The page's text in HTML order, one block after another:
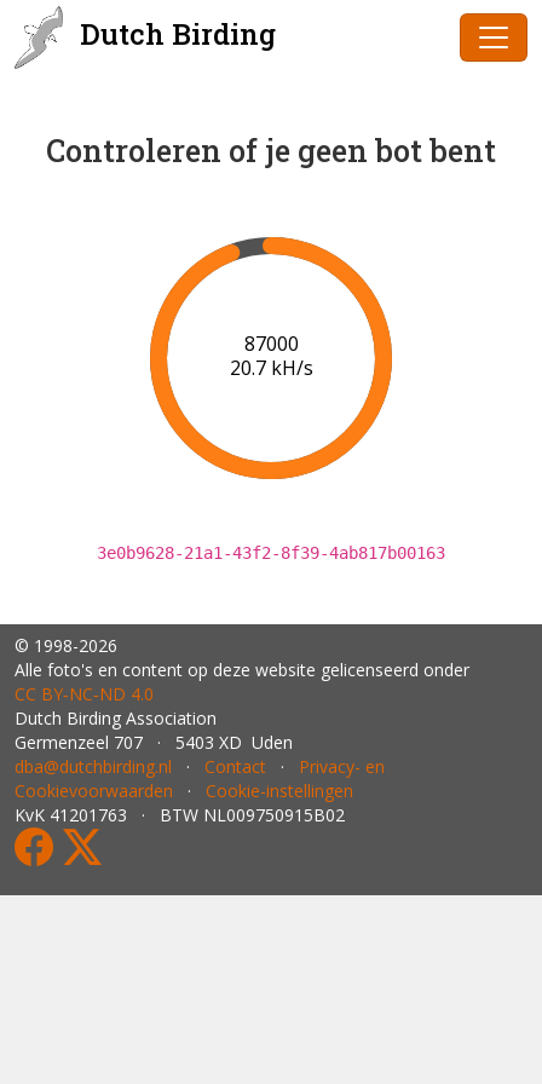
Dutch Birding
Controleren of je geen bot bent
89000
20.8 kH/s
3e0b9628-21a1-43f2-8f39-4ab817b00163
© 1998-2026
Alle foto's en content op deze website gelicenseerd onder
CC BY‑NC‑ND 4.0
Dutch Birding Association
Germenzeel 707 · 5403 XD Uden
dba@dutchbirding.nl · Contact · Privacy- en
Cookievoorwaarden · Cookie-instellingen
KvK 41201763 · BTW NL009750915B02